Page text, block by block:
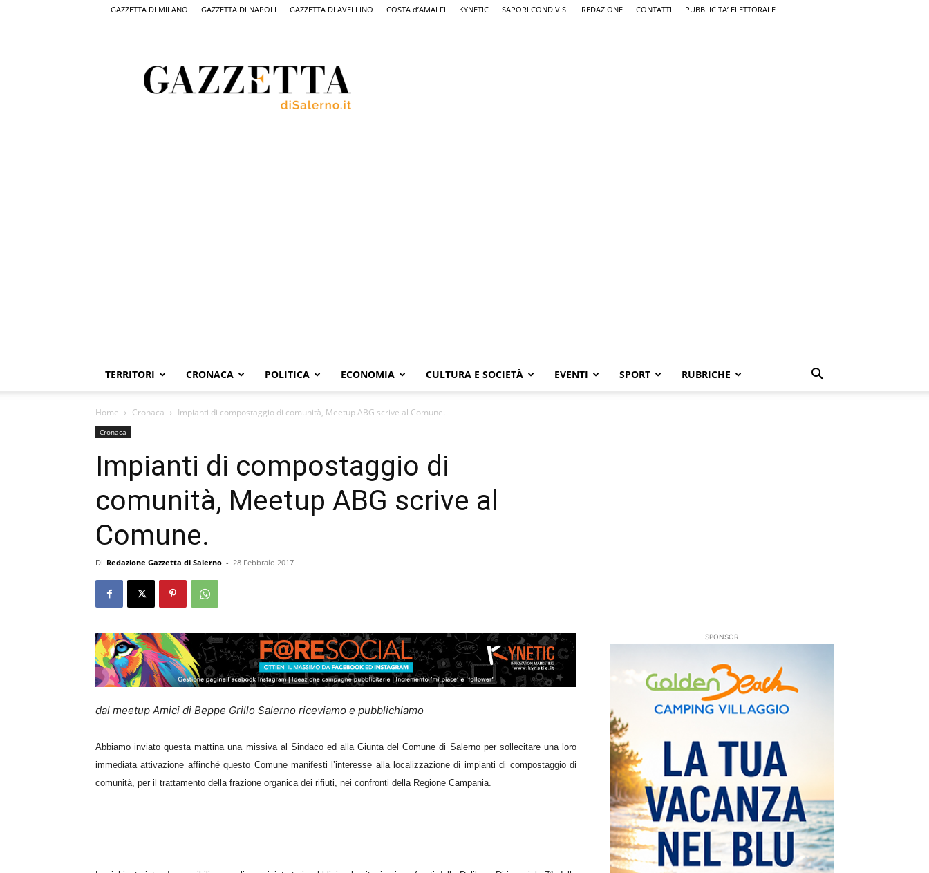
GAZZETTA DI MILANO GAZZETTA DI NAPOLI GAZZETTA DI AVELLINO COSTA d’AMALFI KYNETIC SAPORI CONDIVISI REDAZIONE CONTATTI PUBBLICITA’ ELETTORALE
Salerno,
il
quotidiano
TERRITORI CRONACA POLITICA ECONOMIA CULTURA E SOCIETÀ EVENTI SPORT RUBRICHE
Home Cronaca Impianti di compostaggio di comunità, Meetup ABG scrive al Comune.
Cronaca
Impianti di compostaggio di
comunità, Meetup ABG scrive al
Comune.
Di Redazione Gazzetta di Salerno - 28 Febbraio 2017
dal meetup Amici di Beppe Grillo Salerno riceviamo e pubblichiamo
Abbiamo inviato questa mattina una missiva al Sindaco ed alla Giunta del Comune di Salerno per sollecitare una loro
immediata attivazione affinché questo Comunemanifesti l’interesse alla localizzazione di impianti di compostaggio di
comunità, per il trattamento della frazione organica dei rifiuti, nei confronti della Regione Campania.
SPONSOR